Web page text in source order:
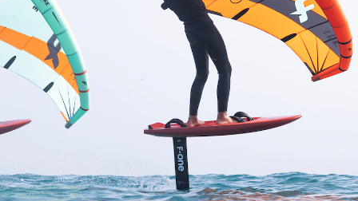
Bon cadeau E-Foil
en solo
OFFRIR UNE SESSION E-FOIL SOLO